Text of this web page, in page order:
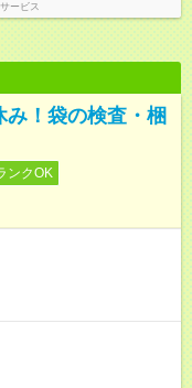
ービス
！袋の検査・梱
ンクOK